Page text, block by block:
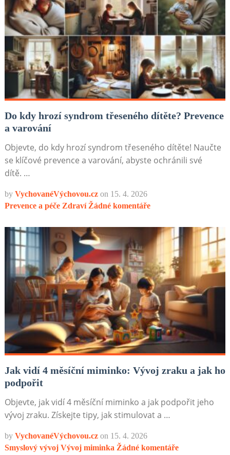
Do kdy hrozí syndrom třeseného dítěte? Prevence
a varování
Objevte, do kdy hrozí syndrom třeseného dítěte! Naučte
se klíčové prevence a varování, abyste ochránili své
dítě. …
by VychovanéVýchovou.cz on 15. 4. 2026
Prevence a péče Zdraví Žádné komentáře
Jak vidí 4 měsíční miminko: Vývoj zraku a jak ho
podpořit
Objevte, jak vidí 4 měsíční miminko a jak podpořit jeho
vývoj zraku. Získejte tipy, jak stimulovat a …
by VychovanéVýchovou.cz on 15. 4. 2026
Smyslový vývoj Vývoj miminka Žádné komentáře